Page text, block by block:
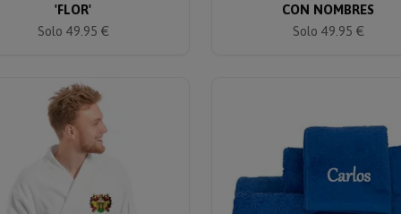
'FLOR'
Solo 49.95 €
CON NOMBRES
Solo 49.95 €